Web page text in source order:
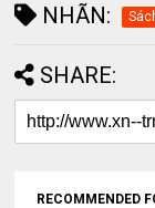
NHÃN:
SHARE:
RECOMMENDED